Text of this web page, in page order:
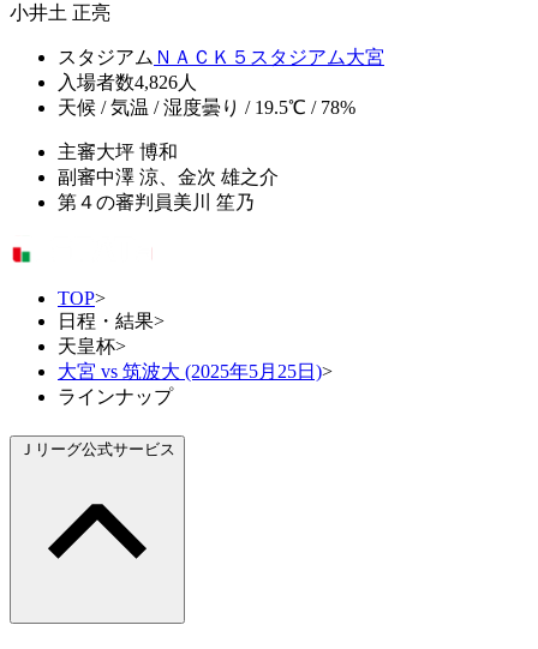
小井土 正亮
スタジアム ＮＡＣＫ５スタジアム大宮
入場者数4,826人
天候 / 気温 / 湿度曇り / 19.5℃ / 78%
主審大坪 博和
副審中澤 涼、金次 雄之介
第４の審判員美川 笙乃
TOP>
日程・結果>
天皇杯>
大宮 vs 筑波大 (2025年5月25日)>
ラインナップ
Ｊリーグ公式サービス